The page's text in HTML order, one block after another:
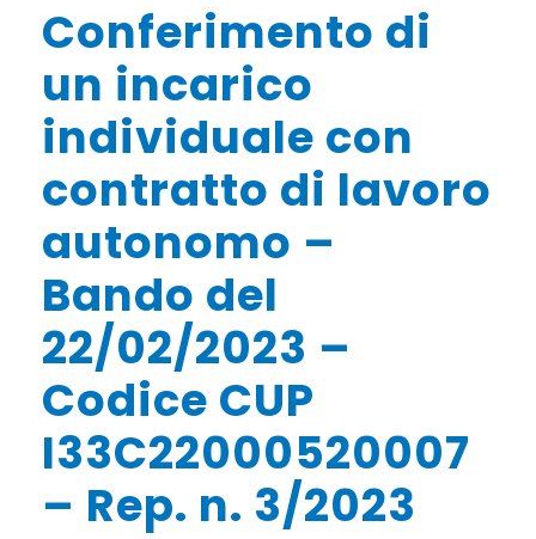
Conferimento di
un incarico
individuale con
contratto di lavoro
autonomo –
Bando del
22/02/2023 –
Codice CUP
I33C22000520007
– Rep. n. 3/2023